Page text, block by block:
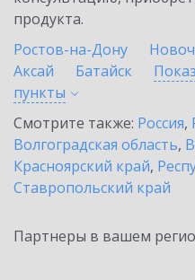
продукта.
Ростов-на-Дону
Аксай
Батайск
пункты
Смотрите также: Россия,
Волгоградская область,
Красноярский край,
Ставропольский край
Партнеры в вашем